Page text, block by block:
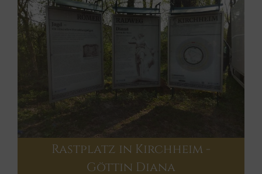
Rastplatz in Kirchheim -
Göttin Diana